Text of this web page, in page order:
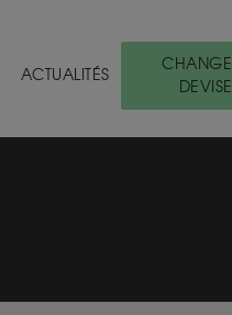
ACTUALITÉS